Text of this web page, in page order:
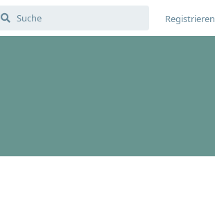
Registrieren